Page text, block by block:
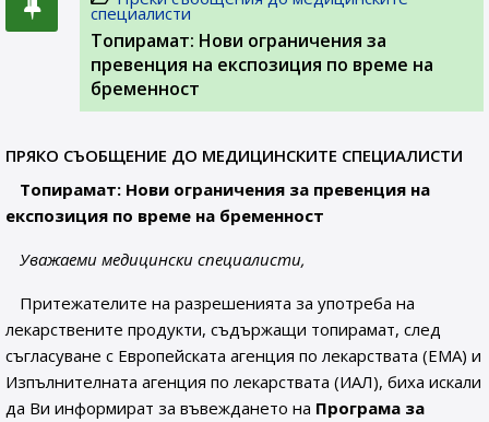
специалисти
Топирамат: Нови ограничения за
превенция на експозиция по време на
бременност
ПРЯКО СЪОБЩЕНИЕ ДО МЕДИЦИНСКИТЕ СПЕЦИАЛИСТИ
Топирамат: Нови ограничения за превенция на
експозиция по време на бременност
Уважаеми медицински специалисти,
Притежателите на разрешенията за употреба на
лекарствените продукти, съдържащи топирамат, след
съгласуване с Европейската агенция по лекарствата (EMA) и
Изпълнителната агенция по лекарствата (ИАЛ), биха искали
да Ви информират за въвеждането на Програма за